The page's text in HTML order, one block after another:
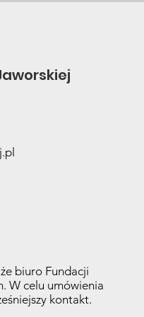
biuro Fundacji
W celu umówienia
kontakt.